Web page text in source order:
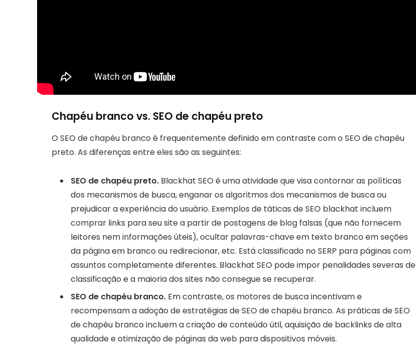
Chapéu branco vs. SEO de chapéu preto
O SEO de chapéu branco é frequentemente definido em contraste com o SEO de chapéu
preto. As diferenças entre eles são as seguintes:
SEO de chapéu preto. Blackhat SEO é uma atividade que visa contornar as políticas
dos mecanismos de busca, enganar os algoritmos dos mecanismos de busca ou
prejudicar a experiência do usuário. Exemplos de táticas de SEO blackhat incluem
comprar links para seu site a partir de postagens de blog falsas (que não fornecem
leitores nem informações úteis), ocultar palavras-chave em texto branco em seções
da página em branco ou redirecionar, etc. Está classificado no SERP para páginas com
assuntos completamente diferentes. Blackhat SEO pode impor penalidades severas de
classificação e a maioria dos sites não consegue se recuperar.
SEO de chapéu branco. Em contraste, os motores de busca incentivam e
recompensam a adoção de estratégias de SEO de chapéu branco. As práticas de SEO
de chapéu branco incluem a criação de conteúdo útil, aquisição de backlinks de alta
qualidade e otimização de páginas da web para dispositivos móveis.